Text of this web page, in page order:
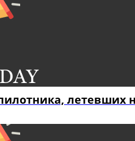
летевших